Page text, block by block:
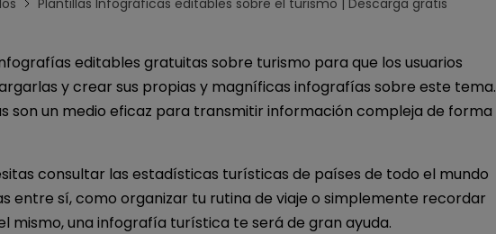
Plantillas Infográficas editables sobre el turismo | Descarga gratis
editables gratuitas sobre turismo para que los usuarios
y crear sus propias y magníficas infografías sobre este tema.
son un medio eficaz para transmitir información compleja de forma
consultar las estadísticas turísticas de países de todo el mundo
entre sí, como organizar tu rutina de viaje o simplemente recordar
mismo, una infografía turística te será de gran ayuda.